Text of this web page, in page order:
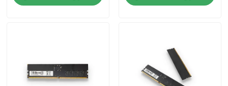
معلومات عنا
جولة في المعمل